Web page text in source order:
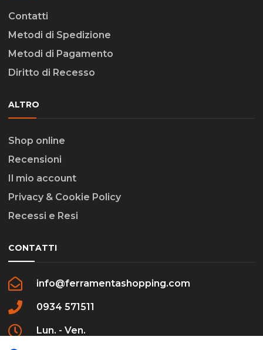
Contatti
Metodi di Spedizione
Metodi di Pagamento
Diritto di Recesso
ALTRO
Shop online
Recensioni
Il mio account
Privacy & Cookie Policy
Recessi e Resi
CONTATTI
info@ferramentashopping.com
0934 571511
Lun. - Ven.